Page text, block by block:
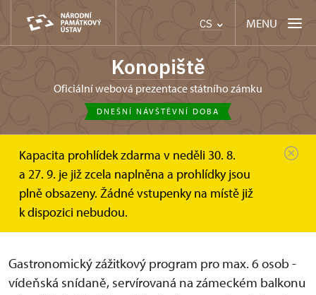
CS MENU
Konopiště
oficiální webová prezentace státního zámku
DNEŠNÍ NÁVŠTĚVNÍ DOBA
Kapacita prohlídek zdarma v neděli 30. 8.
a 27. 9. je již zcela naplněna a prohlídky jsou
plně obsazeny. Žádné vstupenky na místě již
k dispozici nebudou.
Konopiště
Informace pro návštěvníky
Prohlídkové okruhy
Vídeňské snídaně
Vídeňské snídaně na zámeckém
balkonu
Gastronomický zážitkový program pro max. 6 osob -
vídeňská snídaně, servírovaná na zámeckém balkonu